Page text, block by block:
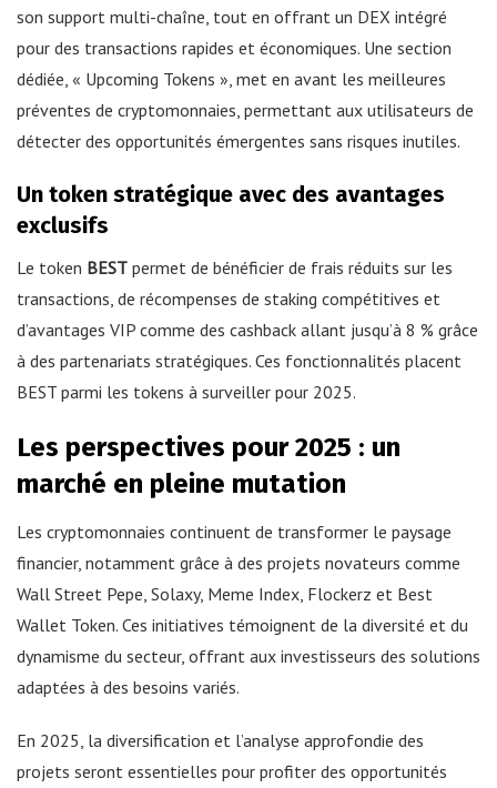
son support multi-chaîne, tout en offrant un DEX intégré
pour des transactions rapides et économiques. Une section
dédiée, « Upcoming Tokens », met en avant les meilleures
préventes de cryptomonnaies, permettant aux utilisateurs de
détecter des opportunités émergentes sans risques inutiles.
Un token stratégique avec des avantages
exclusifs
Le token BEST permet de bénéficier de frais réduits sur les
transactions, de récompenses de staking compétitives et
d’avantages VIP comme des cashback allant jusqu’à 8 % grâce
à des partenariats stratégiques. Ces fonctionnalités placent
BEST parmi les tokens à surveiller pour 2025.
Les perspectives pour 2025 : un
marché en pleine mutation
Les cryptomonnaies continuent de transformer le paysage
financier, notamment grâce à des projets novateurs comme
Wall Street Pepe, Solaxy, Meme Index, Flockerz et Best
Wallet Token. Ces initiatives témoignent de la diversité et du
dynamisme du secteur, offrant aux investisseurs des solutions
adaptées à des besoins variés.
En 2025, la diversification et l’analyse approfondie des
projets seront essentielles pour profiter des opportunités